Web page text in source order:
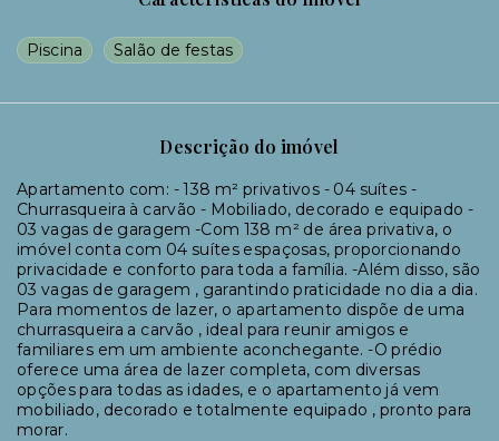
Piscina Salão de festas
Descrição do imóvel
Apartamento com: - 138 m² privativos - 04 suítes -
Churrasqueira à carvão - Mobiliado, decorado e equipado -
03 vagas de garagem -Com 138 m² de área privativa, o
imóvel conta com 04 suítes espaçosas, proporcionando
privacidade e conforto para toda a família. -Além disso, são
03 vagas de garagem , garantindo praticidade no dia a dia.
Para momentos de lazer, o apartamento dispõe de uma
churrasqueira a carvão , ideal para reunir amigos e
familiares em um ambiente aconchegante. -O prédio
oferece uma área de lazer completa, com diversas
opções para todas as idades, e o apartamento já vem
mobiliado, decorado e totalmente equipado , pronto para
morar.